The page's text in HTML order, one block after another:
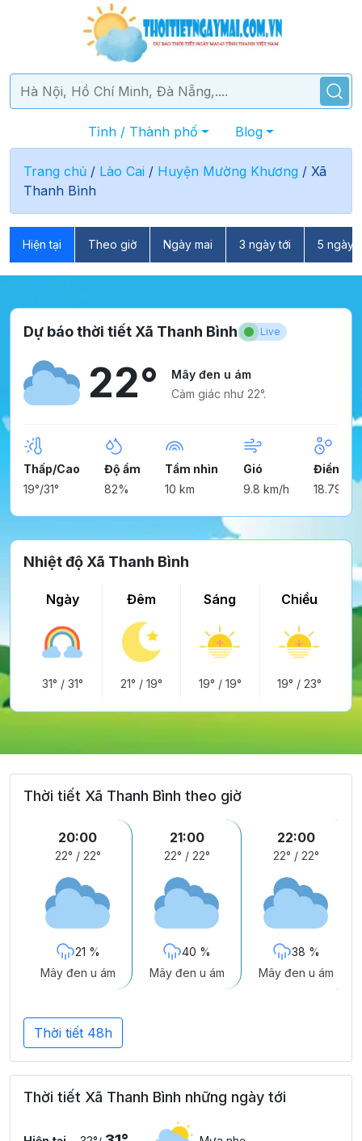
Tỉnh / Thành phố Blog
Trang chủ / Lào Cai / Huyện Mường Khương / Xã
Thanh Bình
Hiện tại Theo giờ Ngày mai 3 ngày tới 5 ngày
Dự báo thời tiết Xã Thanh Bình Live
22°
Mây đen u ám
Cảm giác như 22°.
Thấp/Cao
19°/31°
Độ ẩm
82%
Tầm nhìn
10 km
Gió
9.8 km/h
Điểm
18.79°
Nhiệt độ Xã Thanh Bình
Ngày
31° / 31°
Đêm
21° / 19°
Sáng
19° / 19°
Chiều
19° / 23°
Thời tiết Xã Thanh Bình theo giờ
20:00
22° / 22°
21 %
Mây đen u ám
21:00
22° / 22°
40 %
Mây đen u ám
22:00
22° / 22°
38 %
Mây đen u ám
Thời tiết 48h
Thời tiết Xã Thanh Bình những ngày tới